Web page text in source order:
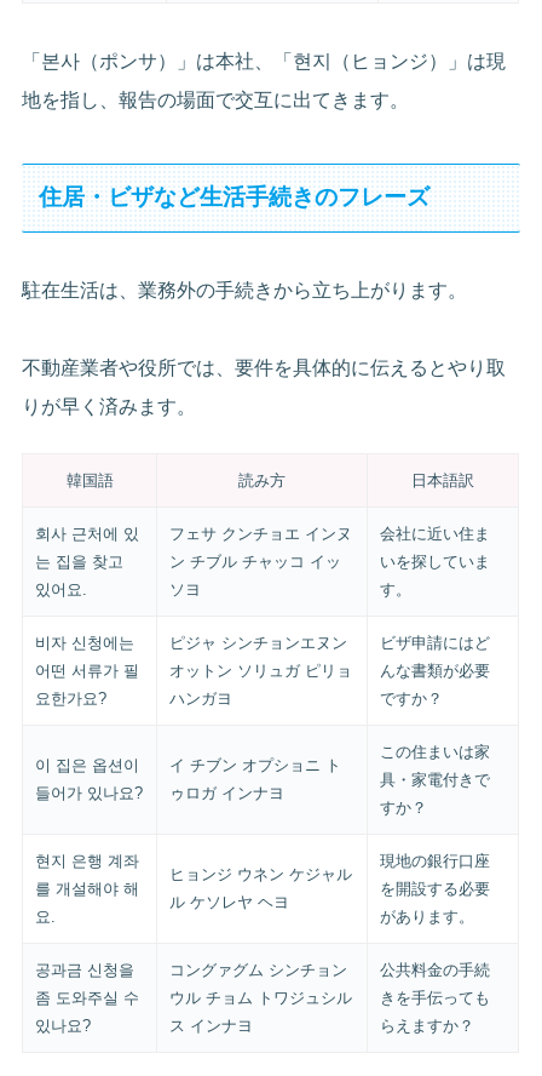
「본사（ポンサ）」は本社、「현지（ヒョンジ）」は現
地を指し、報告の場面で交互に出てきます。
住居・ビザなど生活手続きのフレーズ
駐在生活は、業務外の手続きから立ち上がります。
不動産業者や役所では、要件を具体的に伝えるとやり取
りが早く済みます。
韓国語 読み方 日本語訳
회사 근처에 있
는 집을 찾고
있어요.
フェサ クンチョエ インヌ
ン チブル チャッコ イッ
ソヨ
会社に近い住ま
いを探していま
す。
비자 신청에는
어떤 서류가 필
요한가요?
ピジャ シンチョンエヌン
オットン ソリュガ ピリョ
ハンガヨ
ビザ申請にはど
んな書類が必要
ですか？
이 집은 옵션이
들어가 있나요?
イ チブン オプショニ ト
ゥロガ インナヨ
この住まいは家
具・家電付きで
すか？
현지 은행 계좌
를 개설해야 해
요.
ヒョンジ ウネン ケジャル
ル ケソレヤ ヘヨ
現地の銀行口座
を開設する必要
があります。
공과금 신청을
좀 도와주실 수
있나요?
コングァグム シンチョン
ウル チョム トワジュシル
ス インナヨ
公共料金の手続
きを手伝っても
らえますか？